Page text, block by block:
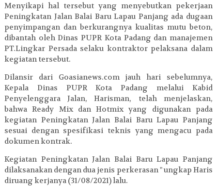
Menyikapi hal tersebut yang menyebutkan pekerjaan
Peningkatan Jalan Balai Baru Lapau Panjang ada dugaan
penyimpangan dan berkurangnya kualitas mutu beton,
dibantah oleh Dinas PUPR Kota Padang dan manajemen
PT.Lingkar Persada selaku kontraktor pelaksana dalam
kegiatan tersebut.
Dilansir dari Goasianews.com jauh hari sebelumnya,
Kepala Dinas PUPR Kota Padang melalui Kabid
Penyelenggara Jalan, Harisman, telah menjelaskan,
bahwa Ready Mix dan Hotmix yang digunakan pada
kegiatan Peningkatan Jalan Balai Baru Lapau Panjang
sesuai dengan spesifikasi teknis yang mengacu pada
dokumen kontrak.
Kegiatan Peningkatan Jalan Balai Baru Lapau Panjang
dilaksanakan dengan dua jenis perkerasan " ungkap Haris
diruang kerjanya (31/08/2021) lalu.